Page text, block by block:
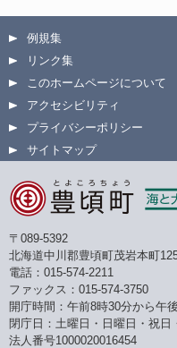
例規集
リンク集
このホームページについて
アクセシビリティ
プライバシーポリシー
サイトマップ
〒089-5392
北海道中川郡豊頃町茂岩本町
電話：015-574-2211
ファックス：015-574-3750
開庁時間：午前8時30分から午
閉庁日：土曜日・日曜日・祝日
法人番号1000020016454